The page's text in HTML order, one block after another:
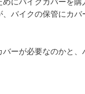
にバイクカバーを購
バイクの保管にカバ
ーが必要なのかと